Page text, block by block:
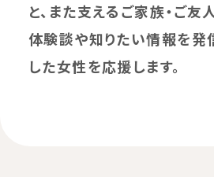
と、また支えるご家族・ご友
体験談や知りたい情報を発
した女性を応援します。